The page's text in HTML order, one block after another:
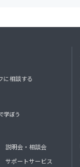
に相談する
学ぼう
説明会・相談会
サポートサービス